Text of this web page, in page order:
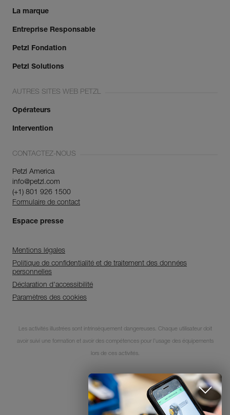
Découvrez ePPEcentre
Simplifiez le contrôle et le suivi de
votre parc d'EPI.
JE DÉCOUVRE L'APP
La marque
Entreprise Responsable
Petzl Fondation
Petzl Solutions
AUTRES SITES WEB PETZL
Opérateurs
Intervention
CONTACTEZ-NOUS
Petzl America
info@petzl.com
(+1) 801 926 1500
Formulaire de contact
Espace presse
Mentions légales
Politique de confidentialité et de traitement des données
personnelles
Déclaration d'accessibilité
Paramètres des cookies
Les activités illustrées sont intrinsèquement dangereuses. Chaque utilisateur doit
avoir suivi une formation et avoir des compétences pour l’usage des équipements
lors de ces activités.
© 1995-2026 Petzl